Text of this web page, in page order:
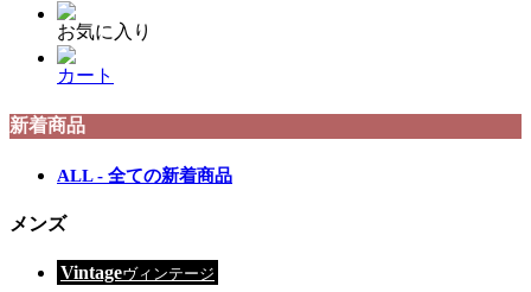
お気に入り
カート
新着商品
ALL - 全ての新着商品
メンズ
Vintageヴィンテージ